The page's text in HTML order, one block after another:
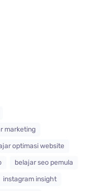
marketing
optimasi website
belajar seo pemula
instagram insight